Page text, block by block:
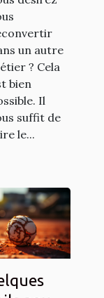
métier ?
un autre
? Cela
bien
Il
suffit de
le...